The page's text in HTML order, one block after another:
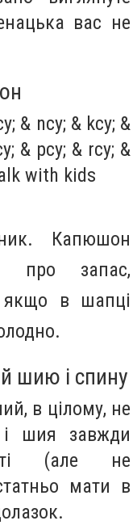
вас не
Капюшон
про запас,
якщо в шапці
шию і спину
в цілому, не
шия завжди
(але не
мати в